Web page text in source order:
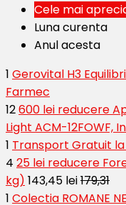
Cele mai
Luna curenta
Anul acesta
1 Gerovital H3
Farmec
12600 lei reducere
Light ACM-12FOWF,
1 Transport Gratuit
4 25 lei reducere
kg) 143,45 lei179,31
1 Colectia ROMANE